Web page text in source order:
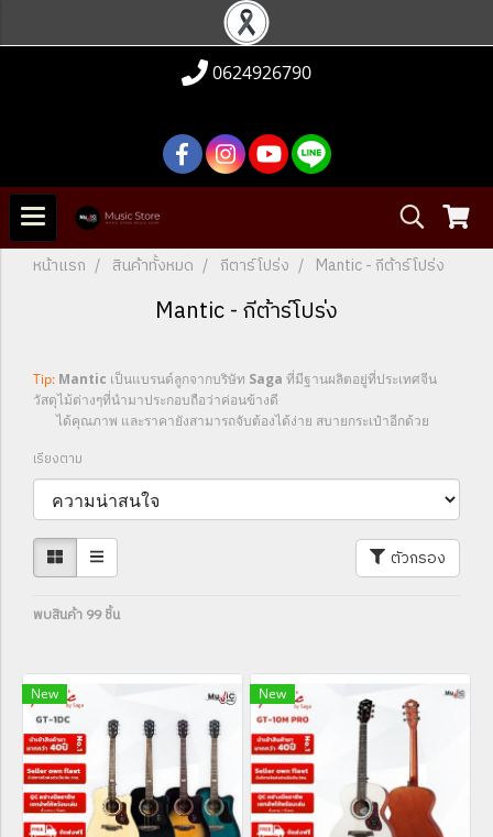
0624926790
หน้าแรก สินค้าทั้งหมด กีตาร์โปร่ง Mantic - กีต้าร์โปร่ง
Mantic - กีต้าร์โปร่ง
Tip: Mantic เป็นแบรนด์ลูกจากบริษัท Saga ที่มีฐานผลิตอยู่ที่ประเทศจีน
วัสดุไม้ต่างๆที่นำมาประกอบถือว่าค่อนข้างดี
ได้คุณภาพ และราคายังสามารถจับต้องได้ง่าย สบายกระเป๋าอีกด้วย
เรียงตาม
ตัวกรอง
พบสินค้า 99 ชิ้น
New New